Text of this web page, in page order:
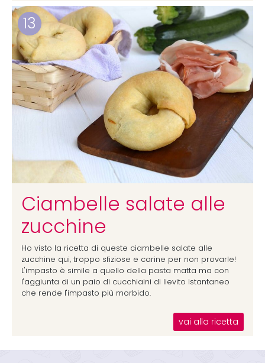
13
Ciambelle salate alle
zucchine
Ho visto la ricetta di queste ciambelle salate alle
zucchine qui, troppo sfiziose e carine per non provarle!
L'impasto è simile a quello della pasta matta ma con
l'aggiunta di un paio di cucchiaini di lievito istantaneo
che rende l'impasto più morbido.
vai alla ricetta